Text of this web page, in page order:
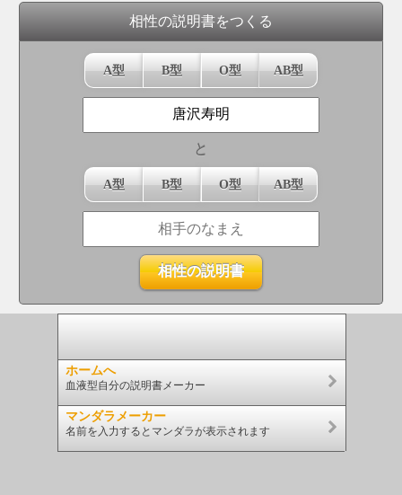
相性の説明書をつくる
A型 B型 O型 AB型
と
A型 B型 O型 AB型
ホームへ
血液型自分の説明書メーカー
マンダラメーカー
名前を入力するとマンダラが表示されます